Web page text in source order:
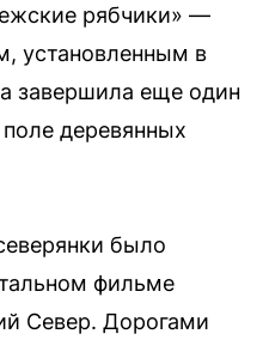
рябчики» —
установленным в
завершила еще один
деревянных
было
фильме
Север. Дорогами